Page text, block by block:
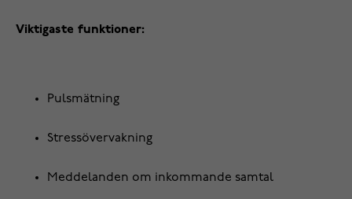
Viktigaste funktioner:
Pulsmätning
Stressövervakning
Meddelanden om inkommande samtal